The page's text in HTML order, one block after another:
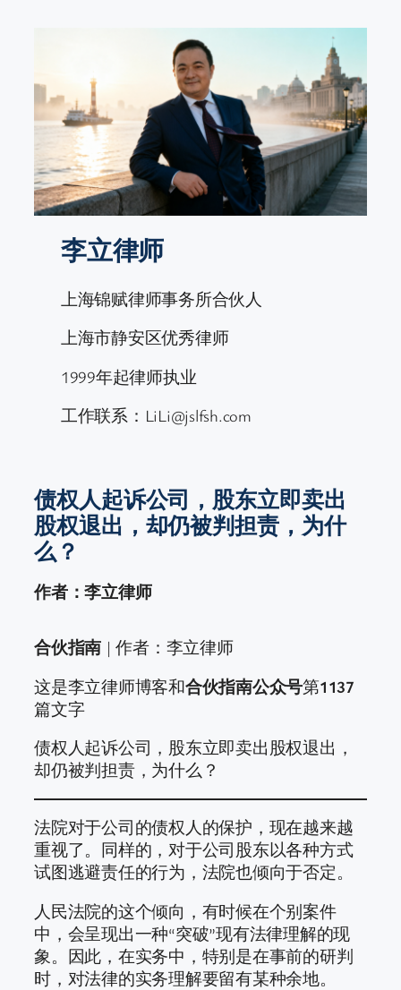
李立律师
上海锦赋律师事务所合伙人
上海市静安区优秀律师
1999年起律师执业
工作联系：LiLi@jslfsh.com
债权人起诉公司，股东立即卖出
股权退出，却仍被判担责，为什
么？
作者：李立律师
合伙指南 | 作者：李立律师
这是李立律师博客和合伙指南公众号第1137
篇文字
债权人起诉公司，股东立即卖出股权退出，
却仍被判担责，为什么？
法院对于公司的债权人的保护，现在越来越
重视了。同样的，对于公司股东以各种方式
试图逃避责任的行为，法院也倾向于否定。
人民法院的这个倾向，有时候在个别案件
中，会呈现出一种“突破”现有法律理解的现
象。因此，在实务中，特别是在事前的研判
时，对法律的实务理解要留有某种余地。